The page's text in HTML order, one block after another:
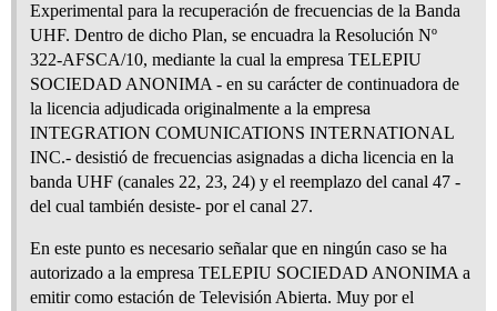
Experimental para la recuperación de frecuencias de la Banda
UHF. Dentro de dicho Plan, se encuadra la Resolución Nº
322-AFSCA/10, mediante la cual la empresa TELEPIU
SOCIEDAD ANONIMA - en su carácter de continuadora de
la licencia adjudicada originalmente a la empresa
INTEGRATION COMUNICATIONS INTERNATIONAL
INC.- desistió de frecuencias asignadas a dicha licencia en la
banda UHF (canales 22, 23, 24) y el reemplazo del canal 47 -
del cual también desiste- por el canal 27.
En este punto es necesario señalar que en ningún caso se ha
autorizado a la empresa TELEPIU SOCIEDAD ANONIMA a
emitir como estación de Televisión Abierta. Muy por el